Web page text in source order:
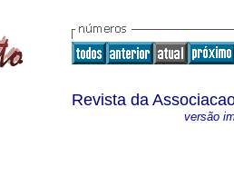
Revista da
versão